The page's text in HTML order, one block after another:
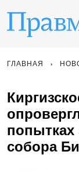
ГЛАВНАЯ
попытках
собора